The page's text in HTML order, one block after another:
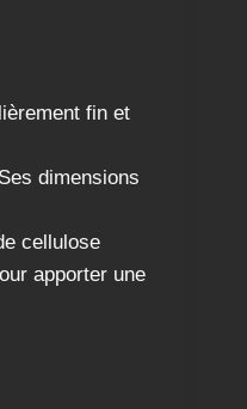
fin et
dimensions
cellulose
apporter une